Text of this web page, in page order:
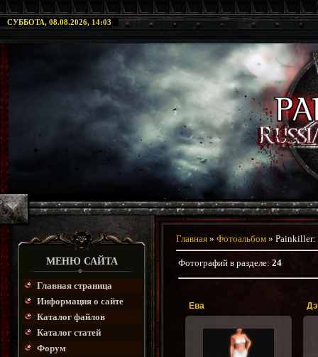
СУББОТА, 08.08.2026, 14:03
МЕНЮ САЙТА
Главная страница
Информация о сайте
Каталог файлов
Каталог статей
Форум
Главная » Фотоальбом » Painkiller:
Фотографий в разделе: 24
Ева
01.09.2012